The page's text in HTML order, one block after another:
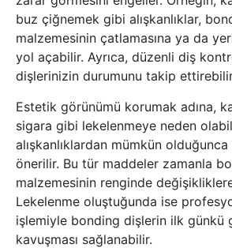
buz çiğnemek gibi alışkanlıklar,
malzemesinin çatlamasına ya da
yol açabilir. Ayrıca, düzenli diş
dişlerinizin durumunu takip
Estetik görünümü korumak adına,
sigara gibi lekelenmeye neden
alışkanlıklardan mümkün
önerilir. Bu tür maddeler zamanla
malzemesinin renginde
Lekelenme oluştuğunda ise
işlemiyle bonding dişlerin ilk günkü
kavuşması sağlanabilir.